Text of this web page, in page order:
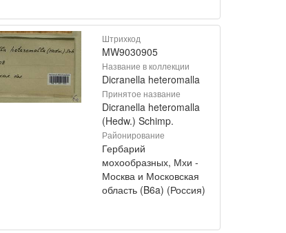
Штрихкод
MW9030905
Название в коллекции
Dicranella heteromalla
Принятое название
Dicranella heteromalla
(Hedw.) Schimp.
Районирование
Гербарий
мохообразных, Мхи -
Москва и Московская
область (B6a) (Россия)